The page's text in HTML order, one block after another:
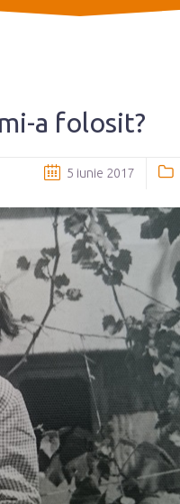
a folosit?
5 iunie 2017